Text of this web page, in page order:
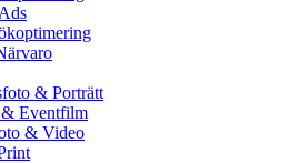
& Porträtt
Eventfilm
& Video